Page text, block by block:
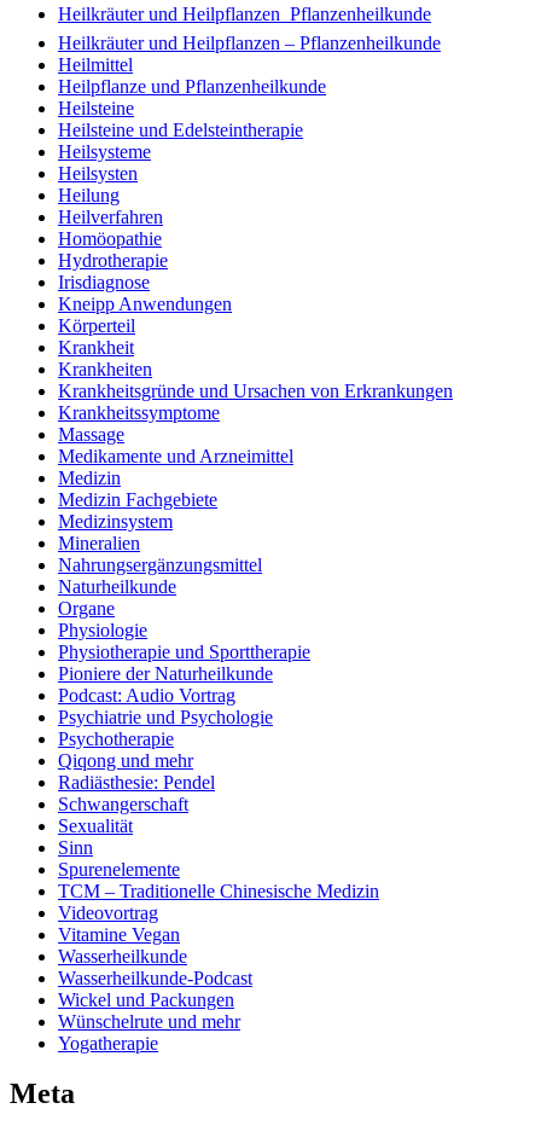
Heilkräuter und Heilpflanzen  Pflanzenheilkunde
Heilkräuter und Heilpflanzen – Pflanzenheilkunde
Heilmittel
Heilpflanze und Pflanzenheilkunde
Heilsteine
Heilsteine und Edelsteintherapie
Heilsysteme
Heilsysten
Heilung
Heilverfahren
Homöopathie
Hydrotherapie
Irisdiagnose
Kneipp Anwendungen
Körperteil
Krankheit
Krankheiten
Krankheitsgründe und Ursachen von Erkrankungen
Krankheitssymptome
Massage
Medikamente und Arzneimittel
Medizin
Medizin Fachgebiete
Medizinsystem
Mineralien
Nahrungsergänzungsmittel
Naturheilkunde
Organe
Physiologie
Physiotherapie und Sporttherapie
Pioniere der Naturheilkunde
Podcast: Audio Vortrag
Psychiatrie und Psychologie
Psychotherapie
Qiqong und mehr
Radiästhesie: Pendel
Schwangerschaft
Sexualität
Sinn
Spurenelemente
TCM – Traditionelle Chinesische Medizin
Videovortrag
Vitamine Vegan
Wasserheilkunde
Wasserheilkunde-Podcast
Wickel und Packungen
Wünschelrute und mehr
Yogatherapie
Meta